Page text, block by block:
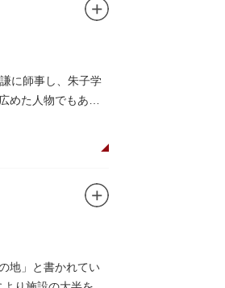
に師事し、朱子学
めた人物でもあり
地」と書かれてい